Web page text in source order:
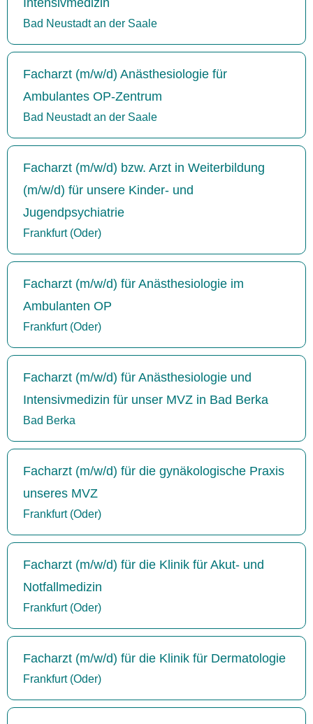
Bad Neustadt an der Saale
Facharzt (m/w/d) Anästhesiologie für
Ambulantes OP-Zentrum
Bad Neustadt an der Saale
Facharzt (m/w/d) bzw. Arzt in Weiterbildung
(m/w/d) für unsere Kinder- und
Jugendpsychiatrie
Frankfurt (Oder)
Facharzt (m/w/d) für Anästhesiologie im
Ambulanten OP
Frankfurt (Oder)
Facharzt (m/w/d) für Anästhesiologie und
Intensivmedizin für unser MVZ in Bad Berka
Bad Berka
Facharzt (m/w/d) für die gynäkologische Praxis
unseres MVZ
Frankfurt (Oder)
Facharzt (m/w/d) für die Klinik für Akut- und
Notfallmedizin
Frankfurt (Oder)
Facharzt (m/w/d) für die Klinik für Dermatologie
Frankfurt (Oder)